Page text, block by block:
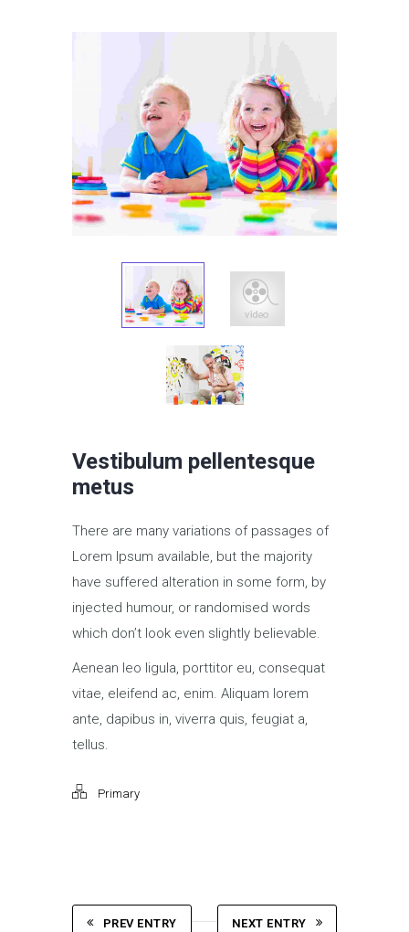
Vestibulum pellentesque
metus
There are many variations of passages of
Lorem Ipsum available, but the majority
have suffered alteration in some form, by
injected humour, or randomised words
which don’t look even slightly believable.
Aenean leo ligula, porttitor eu, consequat
vitae, eleifend ac, enim. Aliquam lorem
ante, dapibus in, viverra quis, feugiat a,
tellus.
Primary
PREV ENTRY NEXT ENTRY